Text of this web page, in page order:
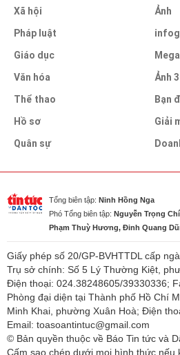
Xã hội
Pháp luật
Giáo dục
Văn hóa
Thể thao
Hồ sơ
Quân sự
Ảnh
Ảnh
Bạn
Giải
Tổng biên tập: Ninh Hồng Nga
Phó Tổng biên tập: Nguyễn Trọng
Phạm Thuỳ Hương, Đinh Quang
Giấy phép số 20/GP-BVHTTDL cấp
Trụ sở chính: Số 5 Lý Thường Kiệt,
Điện thoại: 024.38248605/39330336;
Phòng đại diện tại Thành phố Hồ Chí
Minh Khai, phường Xuân Hoà; Điện
Email: toasoantintuc@gmail.com
© Bản quyền thuộc về Báo Tin tức và
Cấm sao chép dưới mọi hình thức nếu